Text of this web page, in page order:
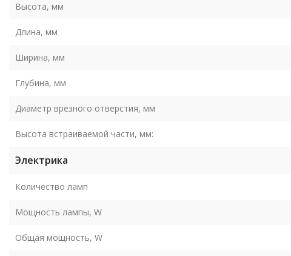
Высота, мм
Длина, мм
Ширина, мм
Глубина, мм
Диаметр врезного отверстия, мм
Высота встраиваемой части, мм:
Электрика
Количество ламп
Мощность лампы, W
Общая мощность, W